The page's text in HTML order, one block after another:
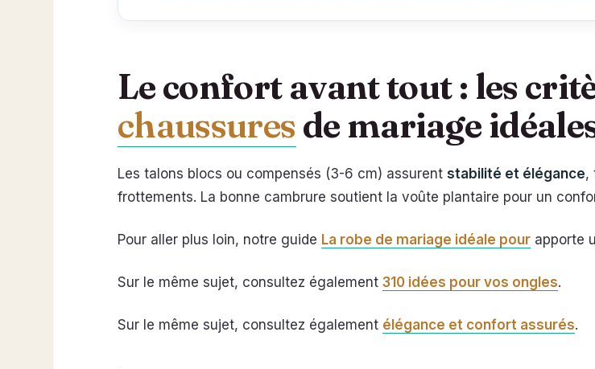
Le confort avant tout : les
chaussures de mariage
Les talons blocs ou compensés (3-6 cm) assurent stabilité et élégance,
frottements. La bonne cambrure soutient la voûte plantaire pour un
Pour aller plus loin, notre guide La robe de mariage idéale pour apporte
Sur le même sujet, consultez également 310 idées pour vos ongles.
Sur le même sujet, consultez également élégance et confort assurés.